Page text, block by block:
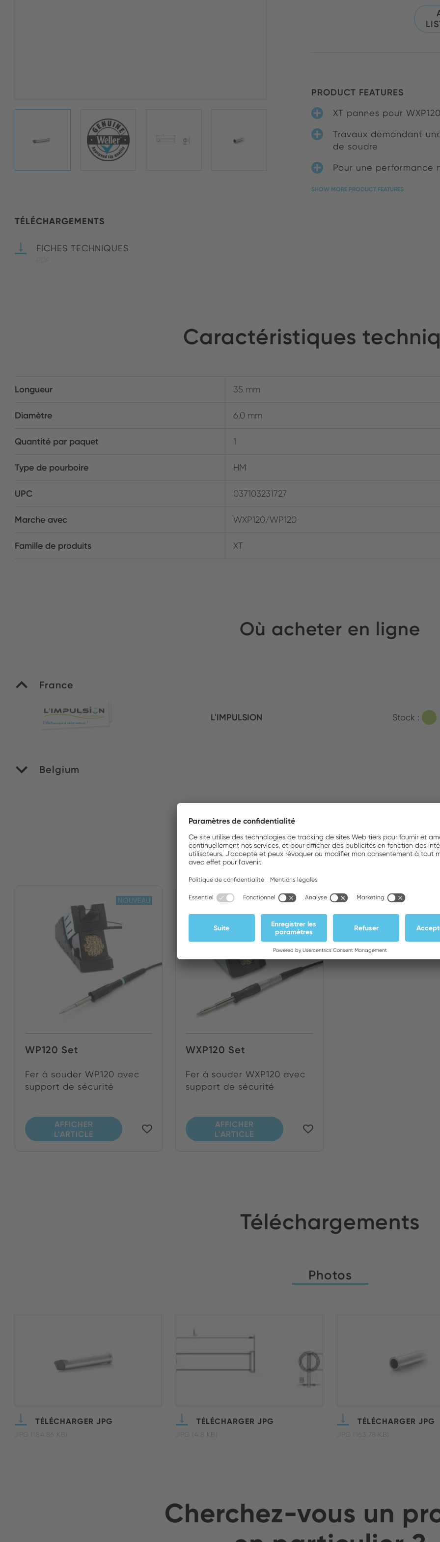
TÉLÉCHARGEMENTS
FICHES TECHNIQUES
PRODUCT FEATURES
XT pannes pour
Travaux demandant
de soudre
Pour une performance
SHOW MORE PRODUCT FEATURES
Caractéristiques
Longueur 35 mm
Diamètre 6.0 mm
Quantité par paquet 1
Type de pourboire HM
UPC 037103231727
Marche avec WXP120/WP120
Famille de produits XT
Où acheter en ligne
France
L'IMPULSION Stock :
Belgium
Irons/Tweezers
WP120 Set
Fer à souder WP120 avec
support de sécurité
AFFICHER
L'ARTICLE
NOUVEAU
WXP120 Set
Fer à souder WXP120 avec
support de sécurité
AFFICHER
L'ARTICLE
NOUVEAU
Téléchargements
Photos
TÉLÉCHARGER JPG TÉLÉCHARGER JPG TÉLÉCHARGER JPG
Cherchez-vous un